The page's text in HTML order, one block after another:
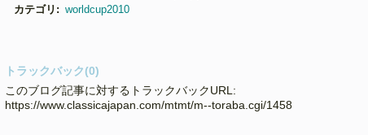
カテゴリ : worldcup2010
トラックバック(0)
このブログ記事に対するトラックバックURL:
https://www.classicajapan.com/mtmt/m--toraba.cgi/1458